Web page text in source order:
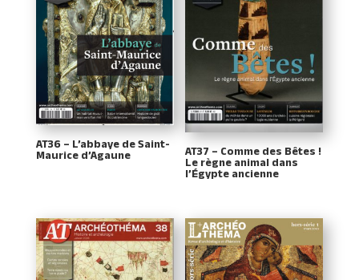
AT36 – L’abbaye de Saint-
Maurice d’Agaune
AT37 – Comme des Bêtes !
Le règne animal dans
l’Égypte ancienne